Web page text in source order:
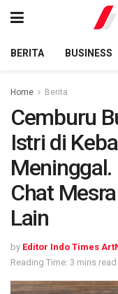
BERITA BUSINESS
Home Berita
Cemburu
Istri di
Chat
Lain
by Editor Indo Times
Reading Time: 3 mins read